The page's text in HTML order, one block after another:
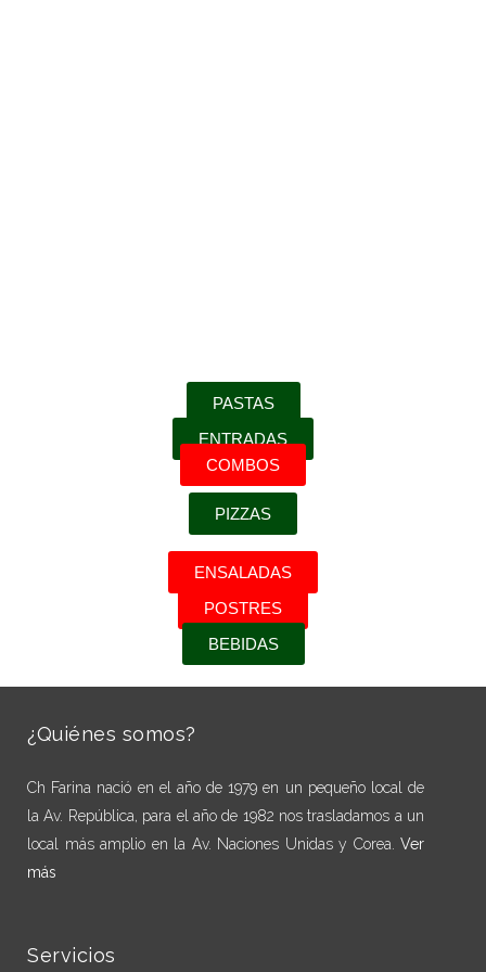
PASTAS
ENTRADAS
COMBOS
PIZZAS
ENSALADAS
POSTRES
BEBIDAS
¿Quiénes somos?
Ch Farina nació en el año de 1979 en un pequeño local de
la Av. República, para el año de 1982 nos trasladamos a un
local más amplio en la Av. Naciones Unidas y Corea.Ver
más
Servicios